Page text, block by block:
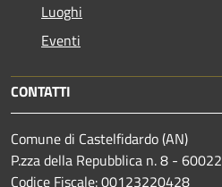
Luoghi
Eventi
CONTATTI
Comune di Castelfidardo (AN)
P.zza della Repubblica n. 8 - 60022
Codice Fiscale: 00123220428